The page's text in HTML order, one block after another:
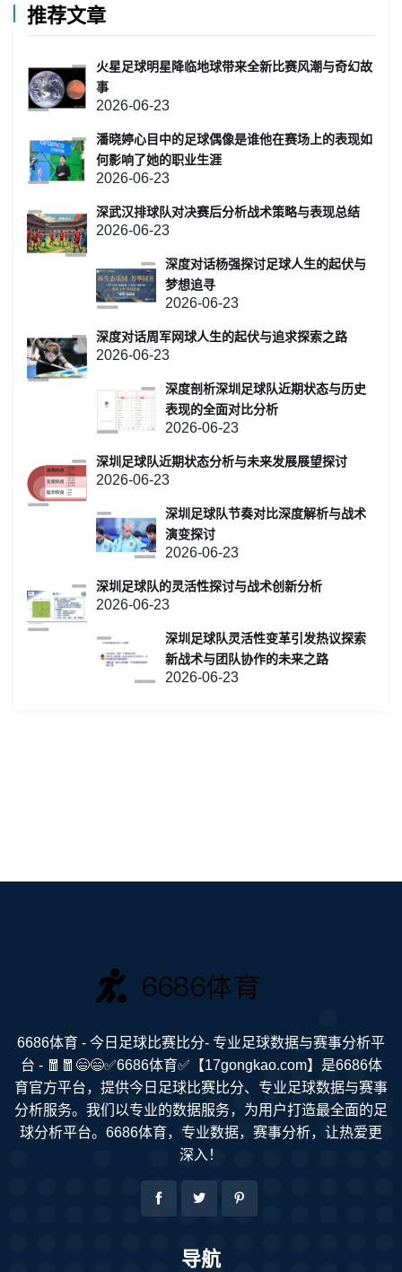
推荐文章
火星足球明星降临地球带来全新比赛风潮与奇幻故
事
2026-06-23
潘晓婷心目中的足球偶像是谁他在赛场上的表现如
何影响了她的职业生涯
2026-06-23
深武汉排球队对决赛后分析战术策略与表现总结
2026-06-23
深度对话杨强探讨足球人生的起伏与
梦想追寻
2026-06-23
深度对话周军网球人生的起伏与追求探索之路
2026-06-23
深度剖析深圳足球队近期状态与历史
表现的全面对比分析
2026-06-23
深圳足球队近期状态分析与未来发展展望探讨
2026-06-23
深圳足球队节奏对比深度解析与战术
演变探讨
2026-06-23
深圳足球队的灵活性探讨与战术创新分析
2026-06-23
深圳足球队灵活性变革引发热议探索
新战术与团队协作的未来之路
2026-06-23
6686体育 - 今日足球比赛比分- 专业足球数据与赛事分析平
台 - 🧧🧧😄😄✅6686体育✅【17gongkao.com】是6686体
育官方平台，提供今日足球比赛比分、专业足球数据与赛事
分析服务。我们以专业的数据服务，为用户打造最全面的足
球分析平台。6686体育，专业数据，赛事分析，让热爱更
深入！
导航